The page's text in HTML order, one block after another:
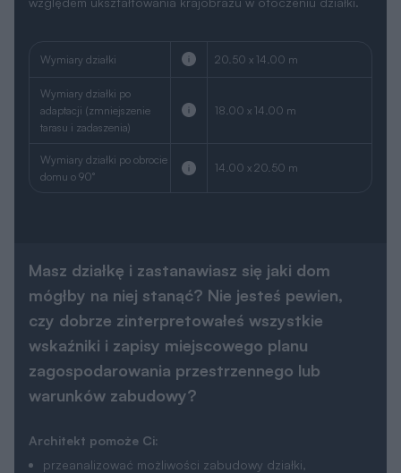
Wymiary działki 20.50 x 14.00 m
Wymiary działki po
adaptacji (zmniejszenie
tarasu i zadaszenia)
18.00 x 14.00 m
Wymiary działki po obrocie
domu o 90°
14.00 x 20.50 m
Masz działkę i zastanawiasz się jaki dom
mógłby na niej stanąć? Nie jesteś pewien,
czy dobrze zinterpretowałeś wszystkie
wskaźniki i zapisy miejscowego planu
zagospodarowania przestrzennego lub
warunków zabudowy?
Architekt pomoże Ci:
przeanalizować możliwości zabudowy działki,